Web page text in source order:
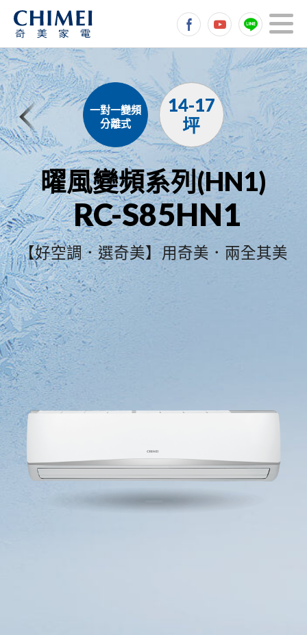
一對一變頻
分離式
14-17
坪
曜風變頻系列(HN1)
RC-S85HN1
【好空調．選奇美】用奇美．兩全其美